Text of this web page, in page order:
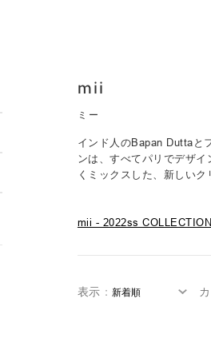
mii
ミー
インド人のBapan Duttaと
ンは、すべてパリでデザ
くミックスした、新しいク
mii - 2022ss COLLECTION
表示 ：